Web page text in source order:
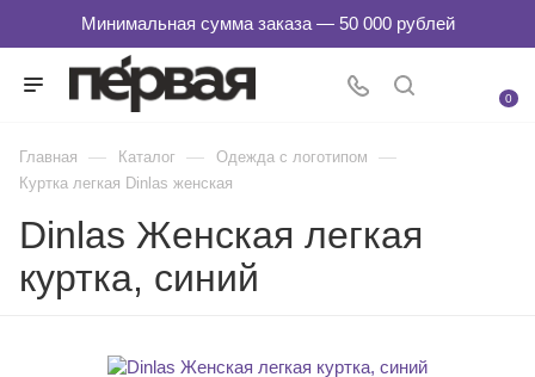
0
Главная — Каталог — Одежда с логотипом —
Куртка легкая Dinlas женская
Dinlas Женская легкая
куртка, синий